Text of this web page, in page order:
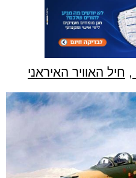
, חיל האוויר האיראני